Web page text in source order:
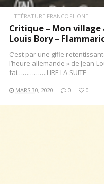
LITTÉRATURE FRANCOPHONE
Critique – Mon village
Louis Bory –
C’est par une gifle
l’heure allemande » de Jean-
fai…………….LIRE LA SUITE
MARS 30, 2020 0 0